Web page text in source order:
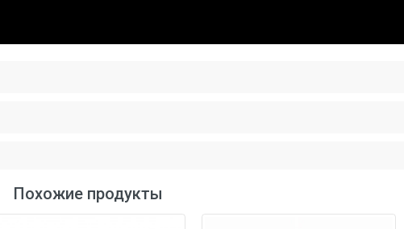
Похожие продукты